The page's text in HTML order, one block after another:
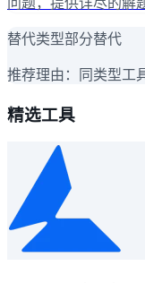
问题，提供详尽的解
替代类型部分替代
推荐理由： 同类型工
精选工具